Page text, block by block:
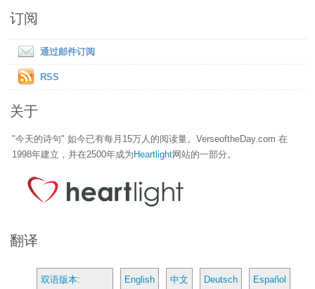
订阅
通过邮件订阅
RSS
关于
"今天的诗句" 如今已有每月15万人的阅读量。VerseoftheDay.com 在
1998年建立，并在2500年成为 Heartlight网站的一部分。
翻译
双语版本: English 中文 Deutsch Español